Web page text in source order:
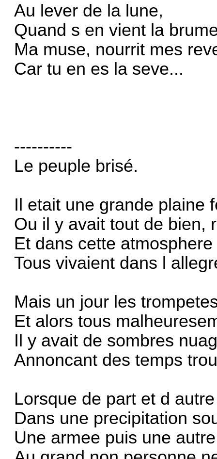
Au lever de la lune,
Quand s en vient la
Ma muse, nourrit mes
Car tu en es la seve...
----------
Le peuple brisé.
Il etait une grande plaine
Ou il y avait tout de bien,
Et dans cette
Tous vivaient dans l
Mais un jour les
Et alors tous
Il y avait de sombres
Annoncant des temps
Lorsque de part et d
Dans une precipitation
Une armee puis une